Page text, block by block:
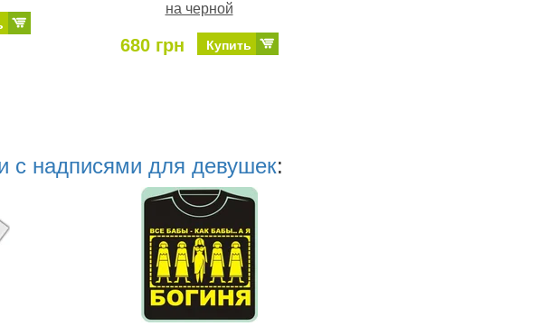
на черной
680 грн Купить
с надписями для девушек: